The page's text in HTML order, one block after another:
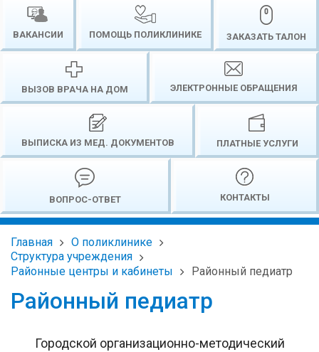
ВАКАНСИИ ПОМОЩЬ ПОЛИКЛИНИКЕ ЗАКАЗАТЬ ТАЛОН
ВЫЗОВ ВРАЧА НА ДОМ ЭЛЕКТРОННЫЕ ОБРАЩЕНИЯ
ВЫПИСКА ИЗ МЕД. ДОКУМЕНТОВ ПЛАТНЫЕ УСЛУГИ
ВОПРОС-ОТВЕТ КОНТАКТЫ
Главная
О поликлинике
Структура учреждения
Районные центры и кабинеты
Районный педиатр
Районный педиатр
Городской организационно-методический